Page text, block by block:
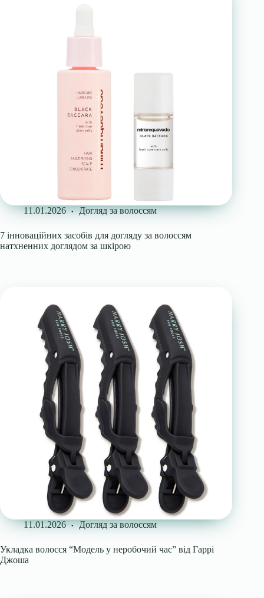
11.01.2026 Догляд за волоссям
7 інноваційних засобів для догляду за волоссям
натхненних доглядом за шкірою
11.01.2026 Догляд за волоссям
Укладка волосся “Модель у неробочий час” від Гаррі
Джоша